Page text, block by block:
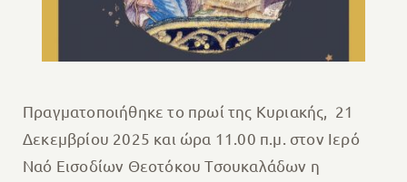
Πραγματοποιήθηκε το πρωί της Κυριακής, 21
Δεκεμβρίου 2025 και ώρα 11.00 π.μ. στον Ιερό
Ναό Εισοδίων Θεοτόκου Τσουκαλάδων η